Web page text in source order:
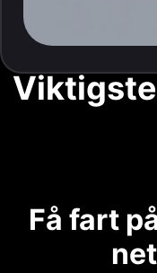
Få fart